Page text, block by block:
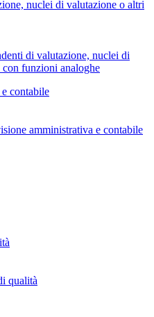
nuclei di valutazione o altri
di valutazione, nuclei di
funzioni analoghe
contabile
amministrativa e contabile
qualità